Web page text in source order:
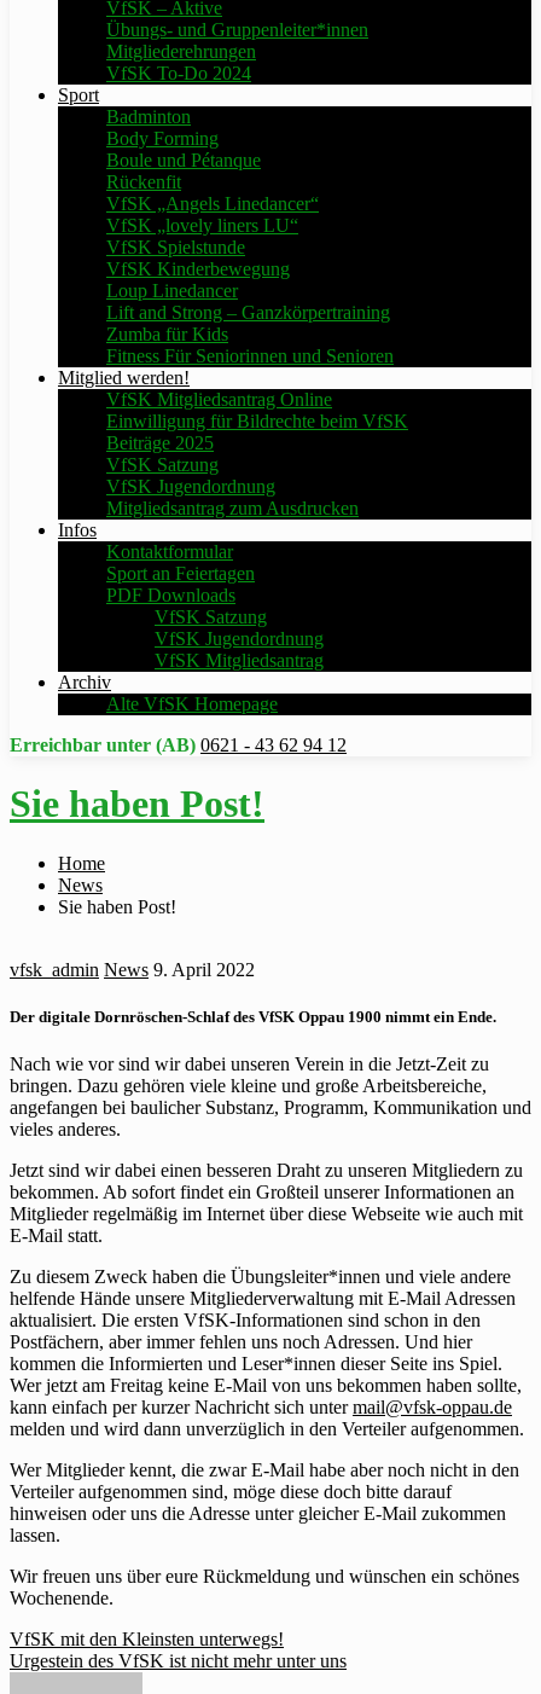
VfSK – Aktive
Übungs- und Gruppenleiter*innen
Mitgliederehrungen
VfSK To-Do 2024
Sport
Badminton
Body Forming
Boule und Pétanque
Rückenfit
VfSK „Angels Linedancer“
VfSK „lovely liners LU“
VfSK Spielstunde
VfSK Kinderbewegung
Loup Linedancer
Lift and Strong – Ganzkörpertraining
Zumba für Kids
Fitness Für Seniorinnen und Senioren
Mitglied werden!
VfSK Mitgliedsantrag Online
Einwilligung für Bildrechte beim VfSK
Beiträge 2025
VfSK Satzung
VfSK Jugendordnung
Mitgliedsantrag zum Ausdrucken
Infos
Kontaktformular
Sport an Feiertagen
PDF Downloads
VfSK Satzung
VfSK Jugendordnung
VfSK Mitgliedsantrag
Archiv
Alte VfSK Homepage
Erreichbar unter (AB) 0621 - 43 62 94 12
Sie haben Post!
Home
News
Sie haben Post!
vfsk_admin News 9. April 2022
Der digitale Dornröschen-Schlaf des VfSK Oppau 1900 nimmt ein Ende.
Nach wie vor sind wir dabei unseren Verein in die Jetzt-Zeit zu
bringen. Dazu gehören viele kleine und große Arbeitsbereiche,
angefangen bei baulicher Substanz, Programm, Kommunikation und
vieles anderes.
Jetzt sind wir dabei einen besseren Draht zu unseren Mitgliedern zu
bekommen. Ab sofort findet ein Großteil unserer Informationen an
Mitglieder regelmäßig im Internet über diese Webseite wie auch mit
E-Mail statt.
Zu diesem Zweck haben die Übungsleiter*innen und viele andere
helfende Hände unsere Mitgliederverwaltung mit E-Mail Adressen
aktualisiert. Die ersten VfSK-Informationen sind schon in den
Postfächern, aber immer fehlen uns noch Adressen. Und hier
kommen die Informierten und Leser*innen dieser Seite ins Spiel.
Wer jetzt am Freitag keine E-Mail von uns bekommen haben sollte,
kann einfach per kurzer Nachricht sich untermail@vfsk-oppau.de
melden und wird dann unverzüglich in den Verteiler aufgenommen.
Wer Mitglieder kennt, die zwar E-Mail habe aber noch nicht in den
Verteiler aufgenommen sind, möge diese doch bitte darauf
hinweisen oder uns die Adresse unter gleicher E-Mail zukommen
lassen.
Wir freuen uns über eure Rückmeldung und wünschen ein schönes
Wochenende.
Beitragsnavigation
VfSK mit den Kleinsten unterwegs!
Urgestein des VfSK ist nicht mehr unter uns